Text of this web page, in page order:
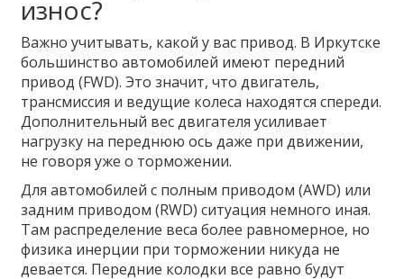
износ?
Важно учитывать, какой у вас привод. В Иркутске
большинство автомобилей имеют передний
привод (FWD). Это значит, что двигатель,
трансмиссия и ведущие колеса находятся спереди.
Дополнительный вес двигателя усиливает
нагрузку на переднюю ось даже при движении,
не говоря уже о торможении.
Для автомобилей с полным приводом (AWD) или
задним приводом (RWD) ситуация немного иная.
Там распределение веса более равномерное, но
физика инерции при торможении никуда не
девается. Передние колодки все равно будут